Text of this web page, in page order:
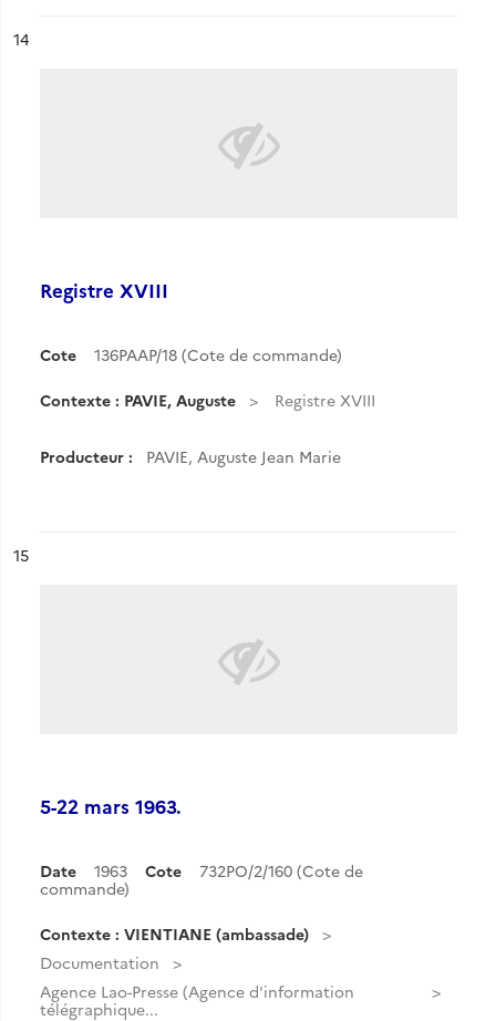
n°
14
Registre XVIII
Cote 136PAAP/18 (Cote de commande)
Contexte : PAVIE, Auguste Registre XVIII
Producteur : PAVIE, Auguste Jean Marie
n°
15
5-22 mars 1963.
Date 1963 Cote
732PO/2/160 (Cote de
commande)
Contexte : VIENTIANE (ambassade)
Documentation
Agence Lao-Presse (Agence d'information
télégraphique...